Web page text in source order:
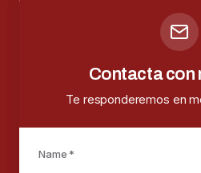
Contacta con
Te responderemos en
Name *